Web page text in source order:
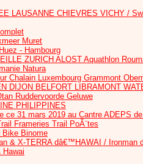
LAUSANNE CHIEVRES VICHY /
Muret
- Hambourg
ZURICH ALOST Aquathlon
Natura
Chalain Luxembourg Grammont
DIJON BELFORT LIBRAMONT
Ruddervoorde Geluwe
PHILIPPINES
31 mars 2019 au Cantre ADEPS
Frameries Trail PoÃ¨tes
Bike Binome
& X-TERRA dâ€™HAWAI / Ironman
Hawai